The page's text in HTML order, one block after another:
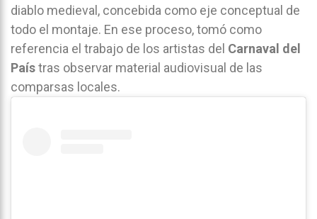
diablo medieval, concebida como eje conceptual de
todo el montaje. En ese proceso, tomó como
referencia el trabajo de los artistas del Carnaval del
Paístras observar material audiovisual de las
comparsas locales.